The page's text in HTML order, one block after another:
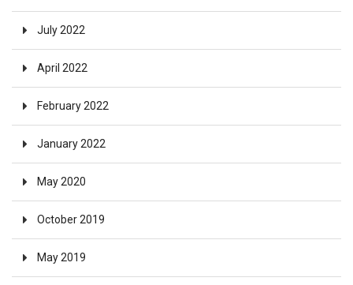
July 2022
April 2022
February 2022
January 2022
May 2020
October 2019
May 2019